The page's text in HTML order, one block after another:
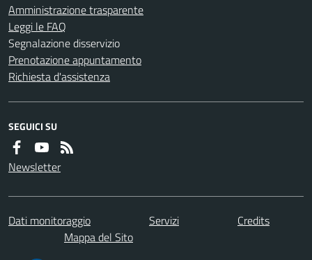
Amministrazione trasparente
Leggi le FAQ
Segnalazione disservizio
Prenotazione appuntamento
Richiesta d'assistenza
SEGUICI SU
Newsletter
Dati monitoraggio Servizi
Credits
Mappa del Sito